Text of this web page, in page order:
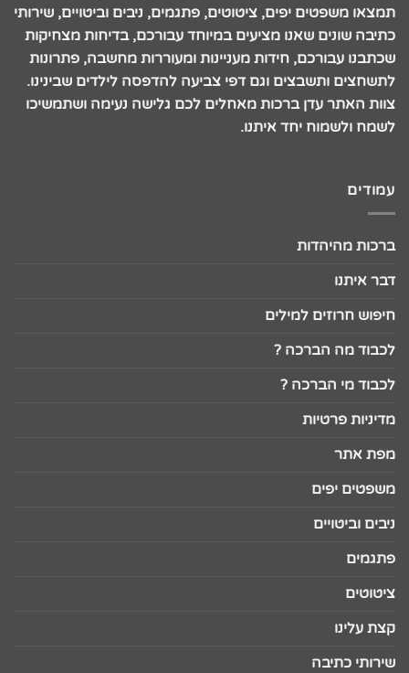
תמצאו משפטים יפים, ציטוטים, פתגמים, ניבים וביטויים, שירותי
כתיבה שונים שאנו מציעים במיוחד עבורכם, בדיחות מצחיקות
שכתבנו עבורכם, חידות מעניינות ומעוררות מחשבה, פתרונות
לתשחצים ותשבצים וגם דפי צביעה להדפסה לילדים שבינינו.
צוות האתר עדן ברכות מאחלים לכם גלישה נעימה ושתמשיכו
לשמח ולשמוח יחד איתנו.
עמודים
ברכות מהיהדות
דבר איתנו
חיפוש חרוזים למילים
לכבוד מה הברכה ?
לכבוד מי הברכה ?
מדיניות פרטיות
מפת אתר
משפטים יפים
ניבים וביטויים
פתגמים
ציטוטים
קצת עלינו
שירותי כתיבה